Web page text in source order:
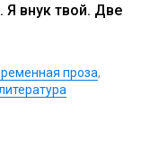
внук твой. Две
проза,